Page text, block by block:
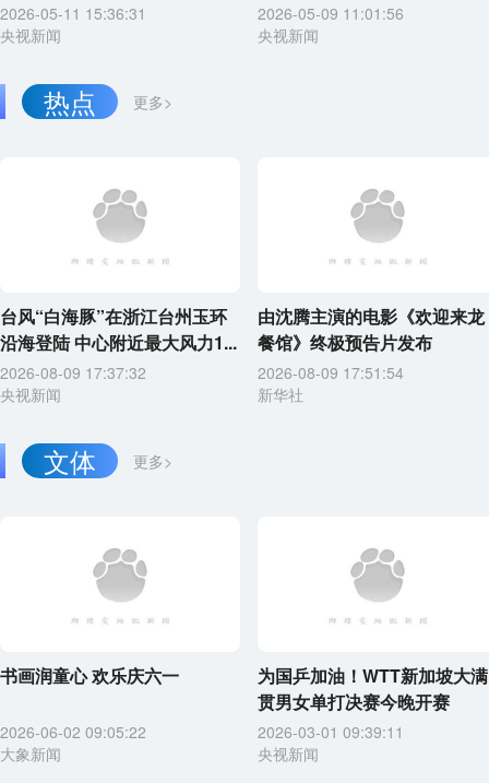
2026-05-11 15:36:31
央视新闻
2026-05-09 11:01:56
央视新闻
更多>
热点
台风“白海豚”在浙江台州玉环
沿海登陆 中心附近最大风力1...
2026-08-09 17:37:32
央视新闻
由沈腾主演的电影《欢迎来龙
餐馆》终极预告片发布
2026-08-09 17:51:54
新华社
更多>
文体
书画润童心 欢乐庆六一
2026-06-02 09:05:22
大象新闻
为国乒加油！WTT新加坡大满
贯男女单打决赛今晚开赛
2026-03-01 09:39:11
央视新闻